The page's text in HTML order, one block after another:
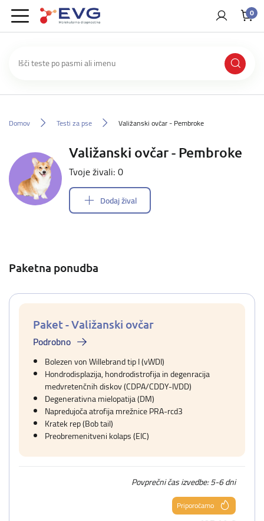
0
Domov Testi za pse Valižanski ovčar - Pembroke
Valižanski ovčar - Pembroke
Tvoje živali: 0
Dodaj žival
Paketna ponudba
Paket - Valižanski ovčar
Podrobno
Bolezen von Willebrand tip I (vWDI)
Hondrodisplazija, hondrodistrofija in degenracija
medvretenčnih diskov (CDPA/CDDY-IVDD)
Degenerativna mielopatija (DM)
Napredujoča atrofija mrežnice PRA-rcd3
Kratek rep (Bob tail)
Preobremenitveni kolaps (EIC)
Povprečni čas izvedbe: 5-6 dni
Priporočamo